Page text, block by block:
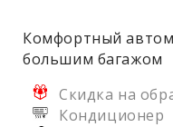
Комфортный
большим багажом
Скидка на
Кондиционер